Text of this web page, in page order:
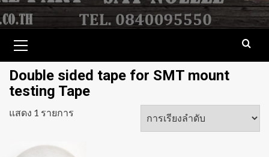
Menu
Double sided tape for SMT mount
testing Tape
แสดง 1 รายการ